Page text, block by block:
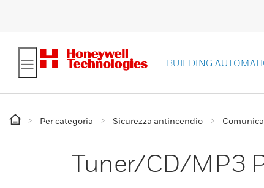
BUILDING
Per categoria Sicurezza antincendio
Tuner/CD/MP3